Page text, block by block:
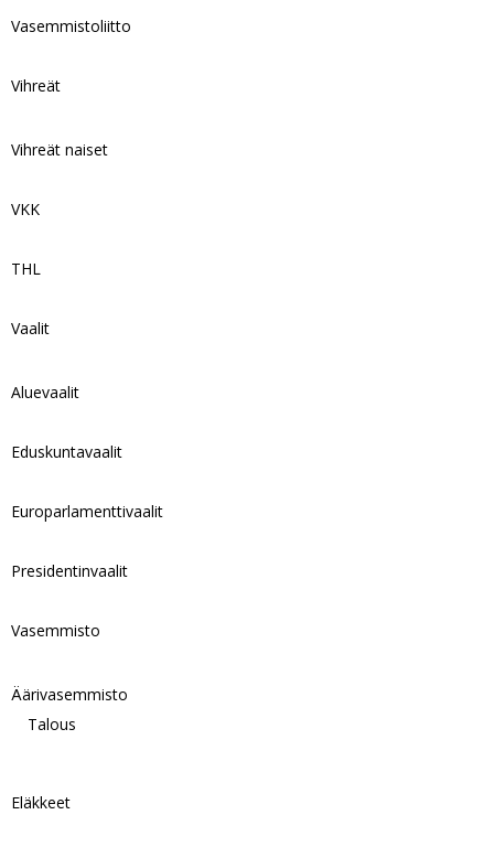
Vasemmistoliitto
Vihreät
Vihreät naiset
VKK
THL
Vaalit
Aluevaalit
Eduskuntavaalit
Europarlamenttivaalit
Presidentinvaalit
Vasemmisto
Äärivasemmisto
Talous
Eläkkeet